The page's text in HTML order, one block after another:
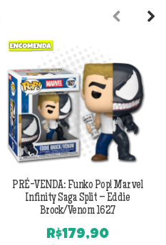
PRÉ-VENDA: Funko Pop! Marvel
Infinity Saga Split – Eddie
Brock/Venom 1627
R$179,90